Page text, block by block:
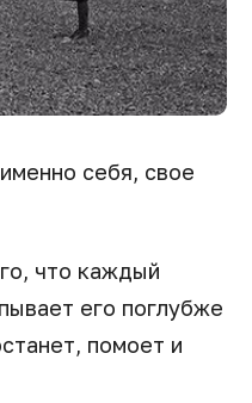
себя, свое
что каждый
его поглубже
помоет и